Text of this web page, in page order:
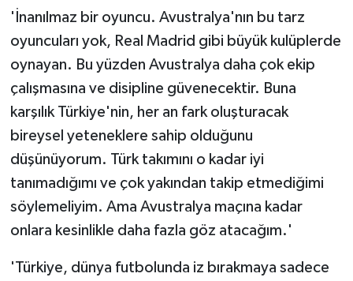
'İnanılmaz bir oyuncu. Avustralya'nın bu tarz
oyuncuları yok, Real Madrid gibi büyük kulüplerde
oynayan. Bu yüzden Avustralya daha çok ekip
çalışmasına ve disipline güvenecektir. Buna
karşılık Türkiye'nin, her an fark oluşturacak
bireysel yeteneklere sahip olduğunu
düşünüyorum. Türk takımını o kadar iyi
tanımadığımı ve çok yakından takip etmediğimi
söylemeliyim. Ama Avustralya maçına kadar
onlara kesinlikle daha fazla göz atacağım.'
'Türkiye, dünya futbolunda iz bırakmaya sadece